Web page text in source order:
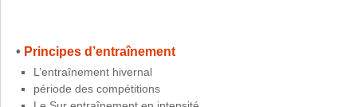
• Principes d’entraînement
L’entraînement hivernal
période des compétitions